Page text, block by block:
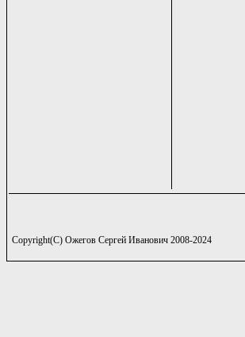
Copyright(C) Ожегов Сергей Иванович 2008-2024